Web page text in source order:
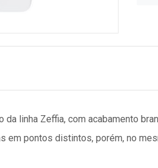
linha Zeffia, com acabamento
em pontos distintos, porém, no